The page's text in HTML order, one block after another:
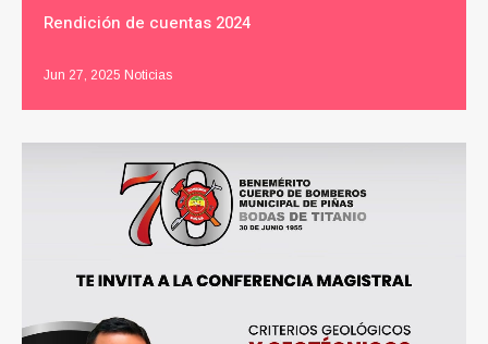
Rendición de cuentas 2024
Jun 27, 2025 Noticias